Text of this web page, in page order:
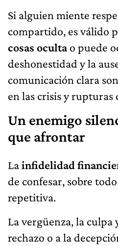
Si alguien miente
compartido, es válido
cosas ocultao puede
deshonestidad y la
comunicación clara
en las crisis y rupturas
Un enemigo
que afrontar
Lainfidelidad
de confesar, sobre
repetitiva.
La vergüenza, la culpa
rechazo o a la